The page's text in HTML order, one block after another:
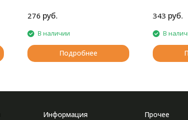
276 руб.
В наличии
Подробнее
343 руб.
В
Информация Прочее